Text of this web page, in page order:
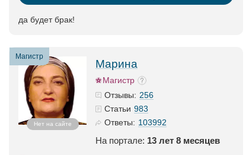
да будет брак!
Магистр
Нет на сайте
Марина
Магистр
Отзывы: 256
Статьи 983
Ответы: 103992
На портале: 13 лет 8 месяцев